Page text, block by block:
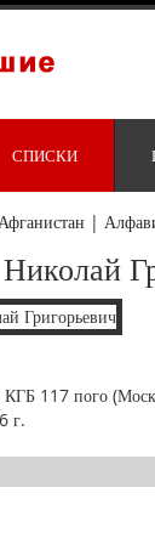
СПИСКИ
|
117 пого
г.